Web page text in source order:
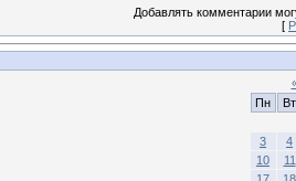
Добавлять комментарии
[
Пн
Вт
3
4
10
11